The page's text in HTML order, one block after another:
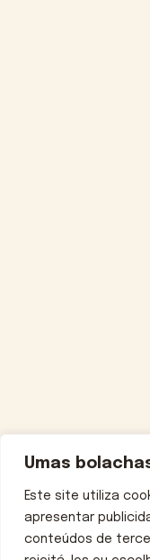
Umas
Este site utiliza
apresentar
conteúdos de